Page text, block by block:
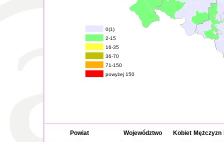
0(1)
2-15
16-35
36-70
71-150
powyżej 150
Powiat Województwo Kobiet Mężczyzn